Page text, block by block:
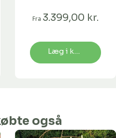
L462 cm
Fra 3.399,00 kr.
Læg i kurv
også